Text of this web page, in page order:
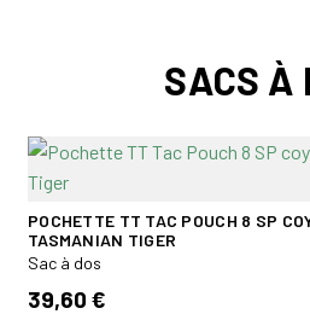
SACS À
POCHETTE TT TAC POUCH 8 SP
TASMANIAN TIGER
Sac à dos
39,60 €